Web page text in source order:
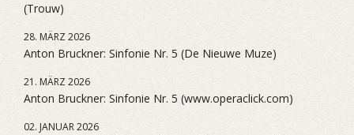
(Trouw)
28. MÄRZ 2026
Anton Bruckner: Sinfonie Nr. 5 (De Nieuwe Muze)
21. MÄRZ 2026
Anton Bruckner: Sinfonie Nr. 5 (www.operaclick.com)
02. JANUAR 2026